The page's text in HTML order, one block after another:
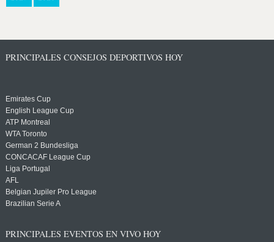
PRINCIPALES CONSEJOS DEPORTIVOS HOY
Emirates Cup
English League Cup
ATP Montreal
WTA Toronto
German 2 Bundesliga
CONCACAF League Cup
Liga Portugal
AFL
Belgian Jupiler Pro League
Brazilian Serie A
PRINCIPALES EVENTOS EN VIVO HOY